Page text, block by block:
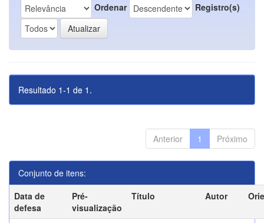
Ordenar Registro(s)
Resultado 1-1 de 1.
Anterior 1 Próximo
Conjunto de itens:
Data de
defesa
Pré-
visualização
Título Autor